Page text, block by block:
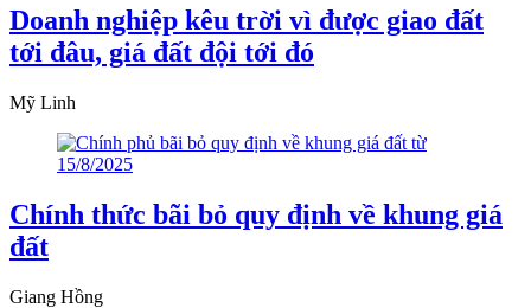
Doanh nghiệp kêu trời vì được giao đất
tới đâu, giá đất đội tới đó
Mỹ Linh
Chính thức bãi bỏ quy định về khung giá
đất
Giang Hồng